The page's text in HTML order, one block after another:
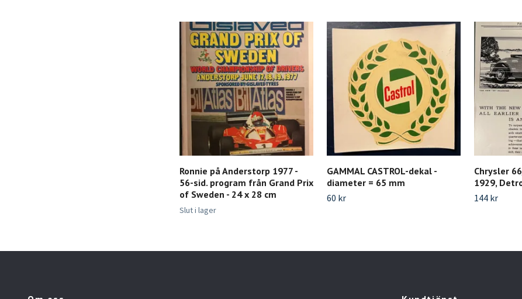
Ronnie på Anderstorp 1977 -
56-sid. program från Grand Prix
of Sweden - 24 x 28 cm
Slut i lager
GAMMAL CASTROL-dekal -
diameter = 65 mm
60 kr
Chrysler
1929,
144 kr